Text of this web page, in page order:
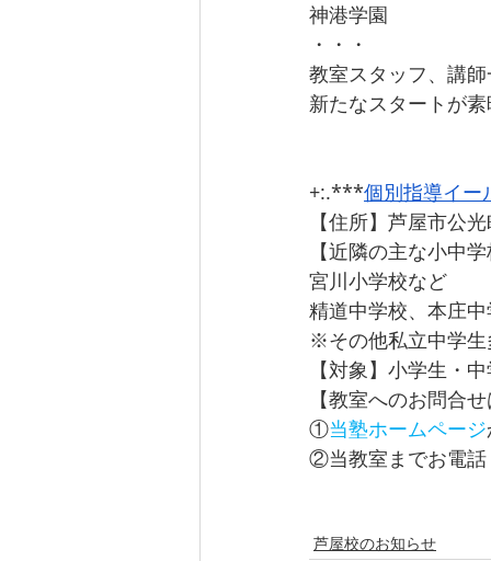
神港学園
・・・
教室スタッフ、講
新たなスタートが
+:.***個別指導イー
【住所】芦屋市公
【近隣の主な小中
宮川小学校など
精道中学校、本庄
※その他私立中学生
【対象】小学生・
【教室へのお問合
①当塾ホームページ
②当教室までお電
芦屋校のお知らせ